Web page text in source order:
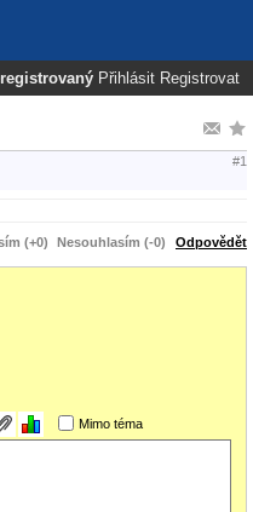
Přihlásit Registrovat
#1
(+0) Nesouhlasím (-0) Odpovědět
Mimo téma